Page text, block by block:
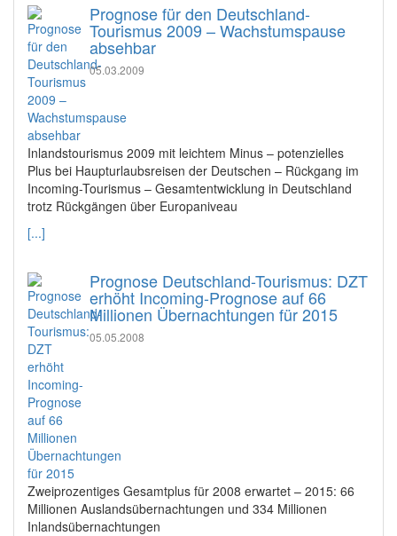
Prognose für den Deutschland-
Tourismus 2009 – Wachstumspause
absehbar
05.03.2009
Inlandstourismus 2009 mit leichtem Minus – potenzielles
Plus bei Haupturlaubsreisen der Deutschen – Rückgang im
Incoming-Tourismus – Gesamtentwicklung in Deutschland
trotz Rückgängen über Europaniveau
[...]
Prognose Deutschland-Tourismus: DZT
erhöht Incoming-Prognose auf 66
Millionen Übernachtungen für 2015
05.05.2008
Zweiprozentiges Gesamtplus für 2008 erwartet – 2015: 66
Millionen Auslandsübernachtungen und 334 Millionen
Inlandsübernachtungen